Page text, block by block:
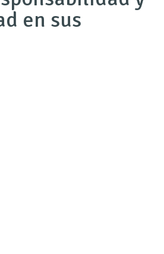
en sus